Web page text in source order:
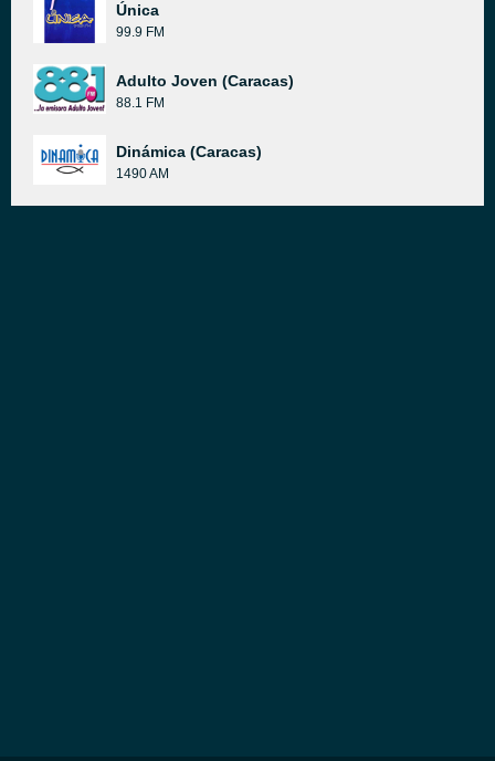
Única
99.9 FM
Adulto Joven (Caracas)
88.1 FM
Dinámica (Caracas)
1490 AM